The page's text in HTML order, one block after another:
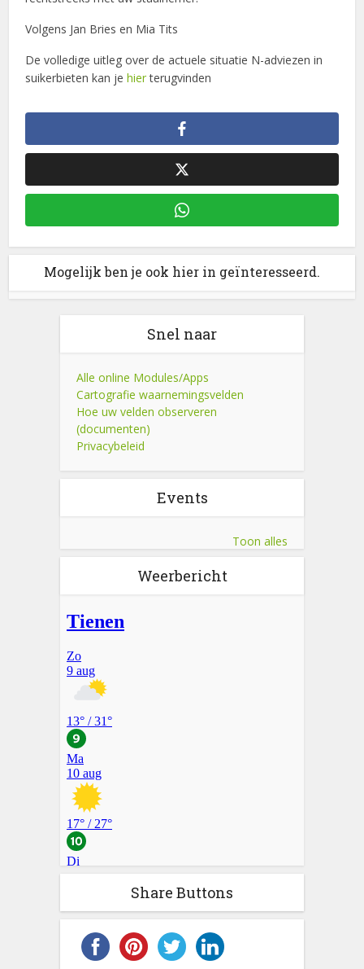
Volgens Jan Bries en Mia Tits
De volledige uitleg over de actuele situatie N-adviezen in
suikerbieten kan jehierterugvinden
Mogelijk ben je ook hier in geïnteresseerd.
Snel naar
Alle online Modules/Apps
Cartografie waarnemingsvelden
Hoe uw velden observeren
(documenten)
Privacybeleid
Events
Toon alles
Weerbericht
Share Buttons